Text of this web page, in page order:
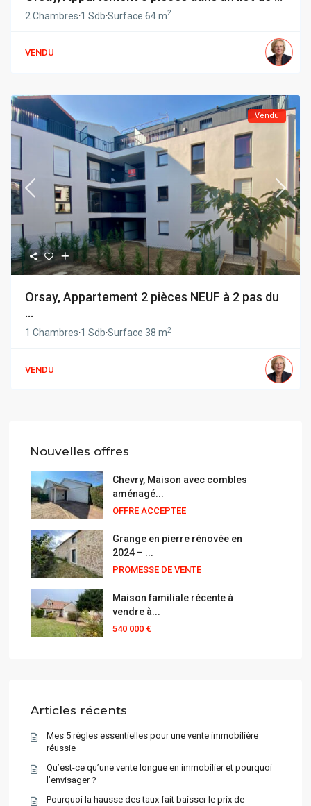
2 Chambres·1 Sdb·Surface64 m2
VENDU
Vendu
Orsay, Appartement 2 pièces NEUF à 2 pas du
...
1 Chambres·1 Sdb·Surface38 m2
VENDU
Nouvelles offres
Chevry, Maison avec combles
aménagé...
OFFRE ACCEPTEE
Grange en pierre rénovée en
2024 – ...
PROMESSE DE VENTE
Maison familiale récente à
vendre à...
540 000 €
Articles récents
Mes 5 règles essentielles pour une vente immobilière
réussie
Qu’est-ce qu’une vente longue en immobilier et pourquoi
l’envisager ?
Pourquoi la hausse des taux fait baisser le prix de